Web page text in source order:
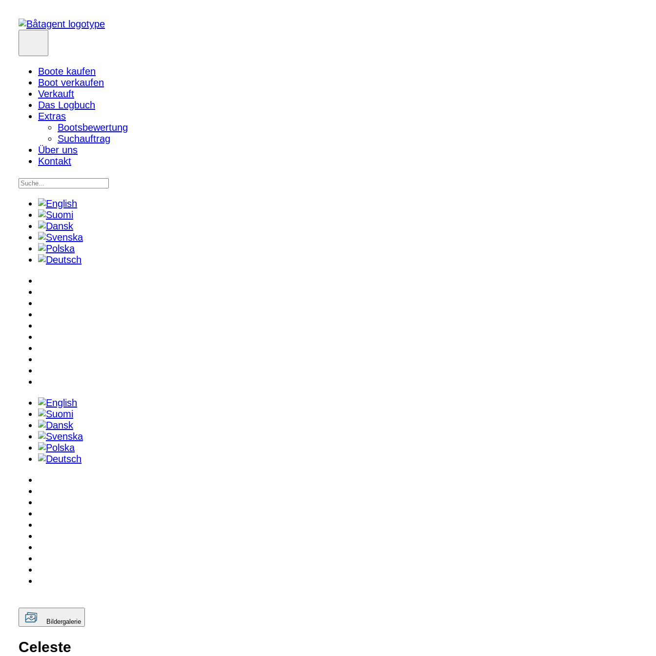
Boote kaufen
Boot verkaufen
Verkauft
Das Logbuch
Extras
Bootsbewertung
Suchauftrag
Über uns
Kontakt
Bildergalerie
Celeste